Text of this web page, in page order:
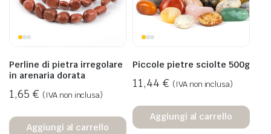
Perline di pietra irregolare
in arenaria dorata
1,65 € (IVA non inclusa)
Aggiungi al carrello
Piccole pietre sciolte 500g
11,44 € (IVA non inclusa)
Aggiungi al carrello